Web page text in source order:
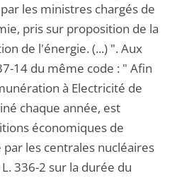
les ministres chargés de
pris sur proposition de la
de l'énergie. (...) ". Aux
14 du même code : " Afin
à Electricité de
chaque année, est
économiques de
les centrales nucléaires
336-2 sur la durée du